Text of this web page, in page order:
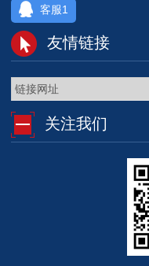
客服1
友情链接
链接网址
关注我们